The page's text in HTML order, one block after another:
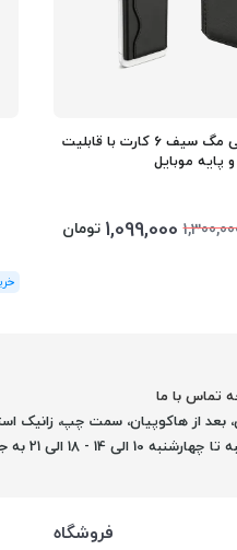
جاکارتی ( والت ) چرمی مگ سیف 6 کارت با قابلیت
پایه موبایل
1,099,000 تومان
(1
تماس با ما
بعد از هاکوپیان، سمت چپ، زانیک
ساعت پاسخگویی :
فروشگاه